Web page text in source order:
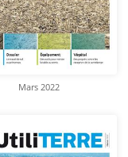
Mars 2022